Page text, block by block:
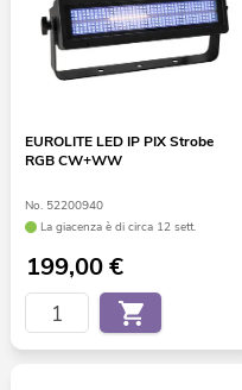
EUROLITE LED IP PIX Strobe
RGB CW+WW
No. 52200940
La giacenza è di circa 12 sett.
199,00€